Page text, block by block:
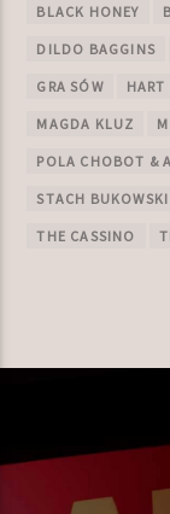
BLACK HONEY
DILDO BAGGINS
GRA SÓW HART
MAGDA KLUZ
POLA CHOBOT &
STACH BUKOWSKI
THE CASSINO